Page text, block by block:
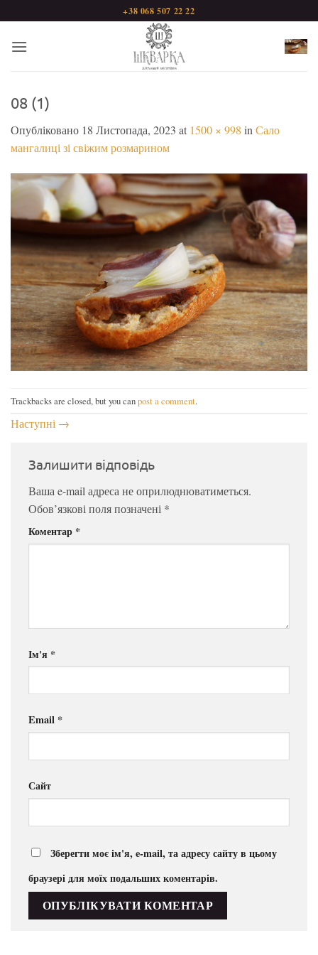
+38 068 507 22 22
08 (1)
Опубліковано 18 Листопада, 2023 at 1500 × 998 in Сало
мангалиці зі свіжим розмарином
Trackbacks are closed, but you canpost a comment.
Наступні →
Залишити відповідь
Ваша e-mail адреса не оприлюднюватиметься.
Обов’язкові поля позначені *
Коментар *
Ім'я *
Email *
Сайт
Зберегти моє ім'я, e-mail, та адресу сайту в цьому
браузері для моїх подальших коментарів.